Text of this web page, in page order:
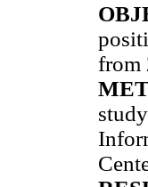
from